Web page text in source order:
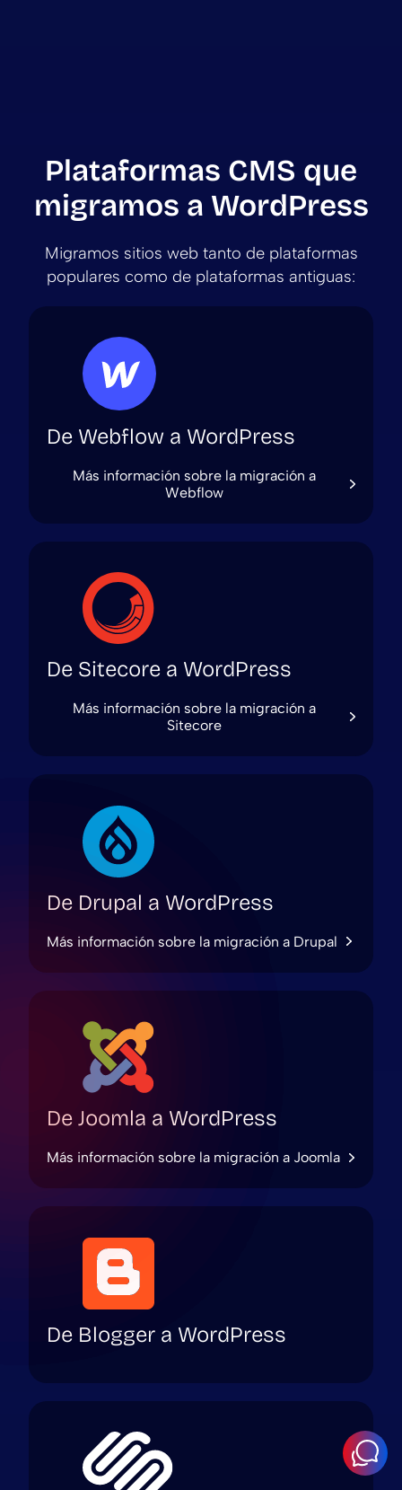
Plataformas CMS que
migramos a WordPress
Migramos sitios web tanto de plataformas
populares como de plataformas antiguas:
De Webflow a WordPress
Más información sobre la migración a
Webflow
De Sitecore a WordPress
Más información sobre la migración a
Sitecore
De Drupal a WordPress
Más información sobre la migración a Drupal
De Joomla a WordPress
Más información sobre la migración a Joomla
De Blogger a WordPress